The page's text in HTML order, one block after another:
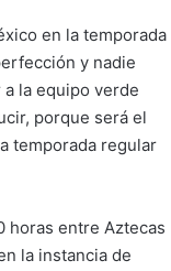
en la temporada
y nadie
la equipo verde
porque será el
temporada regular
horas entre Aztecas
la instancia de